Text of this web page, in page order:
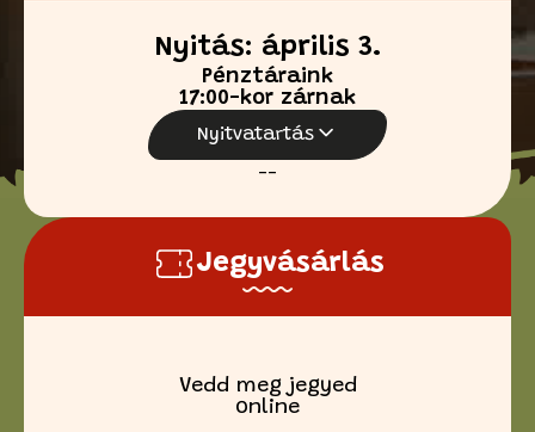
Nyitás: április 3.
Pénztáraink
17:00-kor zárnak
Nyitvatartás
--
Jegyvásárlás
Vedd meg jegyed
online